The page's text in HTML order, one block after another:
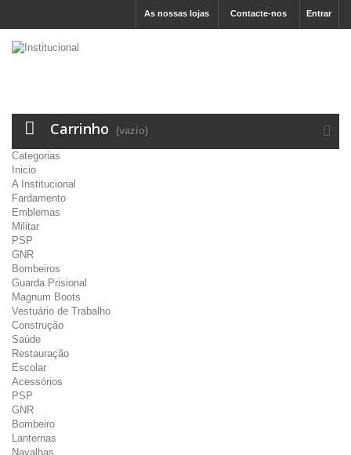
Entrar
Contacte-nos
As nossas lojas
Carrinho (vazio)
Categorias
Inicio
A Institucional
Fardamento
Emblemas
Militar
PSP
GNR
Bombeiros
Guarda Prisional
Magnum Boots
Vestuário de Trabalho
Construção
Saúde
Restauração
Escolar
Acessórios
PSP
GNR
Bombeiro
Lanternas
Navalhas